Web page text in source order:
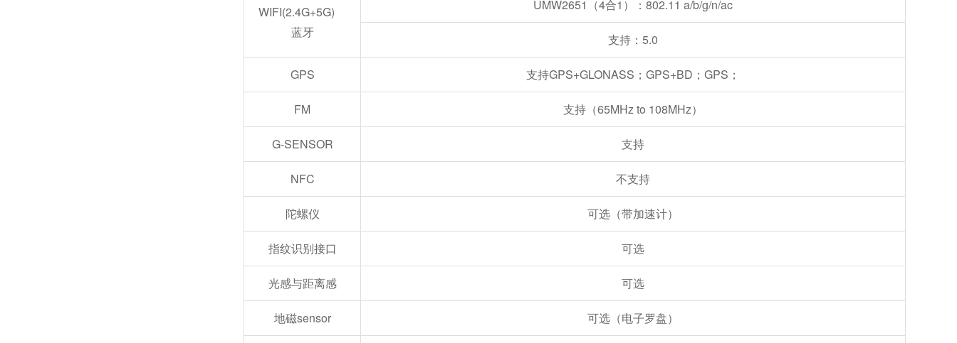
WIFI(2.4G+5G)
蓝牙
UMW2651（4合1）：802.11 a/b/g/n/ac
支持：5.0
GPS 支持GPS+GLONASS；GPS+BD；GPS；
FM 支持（65MHz to 108MHz）
G-SENSOR 支持
NFC 不支持
陀螺仪 可选（带加速计）
指纹识别接口 可选
光感与距离感 可选
地磁sensor 可选（电子罗盘）